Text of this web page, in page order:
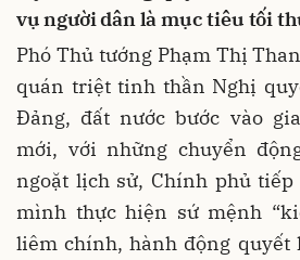
vụ người dân là mục tiêu tối
Phó Thủ tướng Phạm Thị
quán triệt tinh thần Nghị
Đảng, đất nước bước vào
mới, với những chuyển
ngoặt lịch sử, Chính phủ
mình thực hiện sứ mệnh
liêm chính, hành động quyết